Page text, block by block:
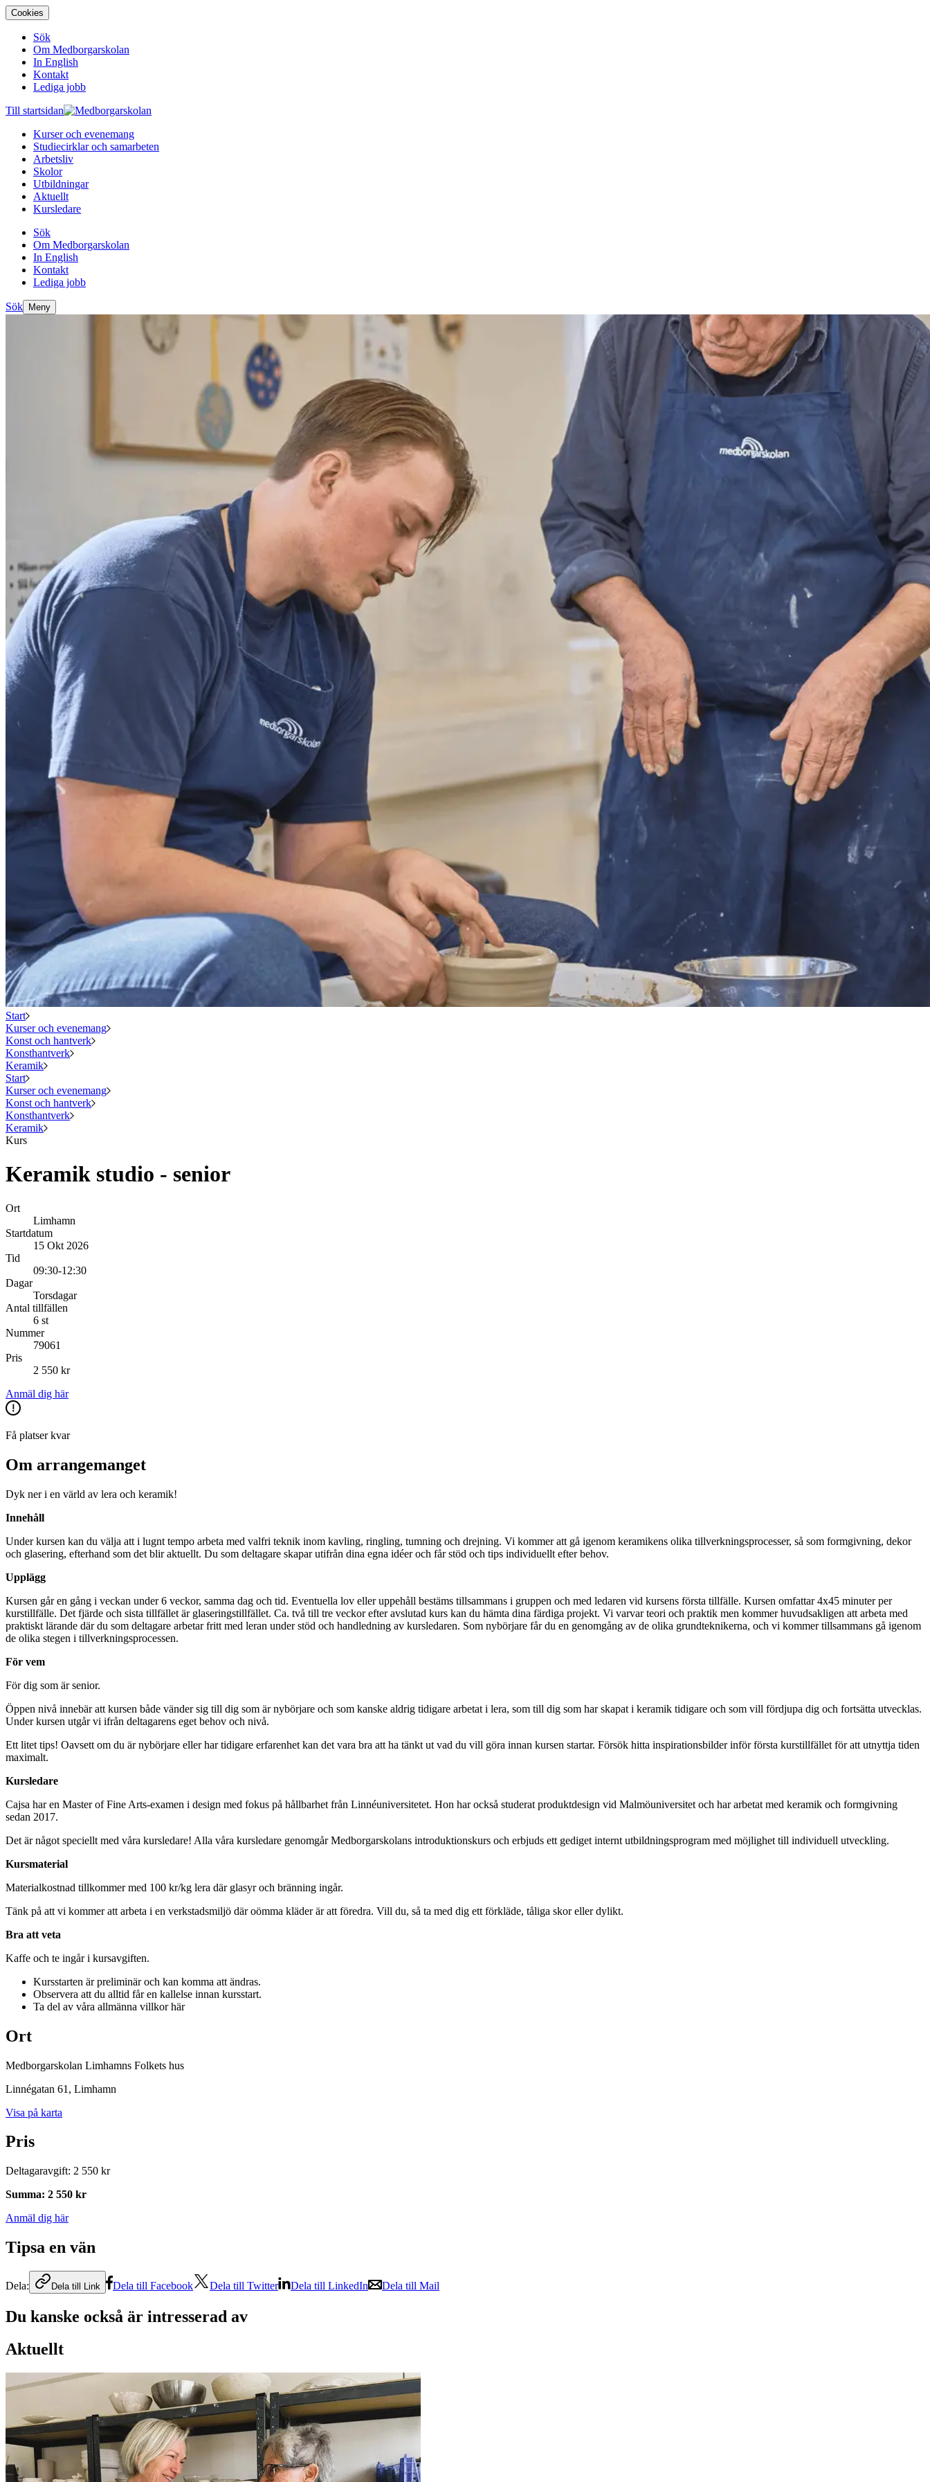
Cookies
Sök
Om Medborgarskolan
In English
Kontakt
Lediga jobb
Till startsidan
Kurser och evenemang
Studiecirklar och samarbeten
Arbetsliv
Skolor
Utbildningar
Aktuellt
Kursledare
Sök
Om Medborgarskolan
In English
Kontakt
Lediga jobb
Sök Meny
Start
Kurser och evenemang
Konst och hantverk
Konsthantverk
Keramik
Start
Kurser och evenemang
Konst och hantverk
Konsthantverk
Keramik
Kurs
Keramik studio - senior
Ort
Limhamn
Startdatum
15 Okt 2026
Tid
09:30-12:30
Dagar
Torsdagar
Antal tillfällen
6 st
Nummer
79061
Pris
2 550 kr
Anmäl dig här
Få platser kvar
Om arrangemanget
Dyk ner i en värld av lera och keramik!
Innehåll
Under kursen kan du välja att i lugnt tempo arbeta med valfri teknik inom kavling, ringling, tumning och drejning. Vi kommer att gå igenom keramikens olika tillverkningsprocesser, så som formgivning, dekor
och glasering, efterhand som det blir aktuellt. Du som deltagare skapar utifrån dina egna idéer och får stöd och tips individuellt efter behov.
Upplägg
Kursen går en gång i veckan under 6 veckor, samma dag och tid. Eventuella lov eller uppehåll bestäms tillsammans i gruppen och med ledaren vid kursens första tillfälle. Kursen omfattar 4x45 minuter per
kurstillfälle. Det fjärde och sista tillfället är glaseringstillfället. Ca. två till tre veckor efter avslutad kurs kan du hämta dina färdiga projekt. Vi varvar teori och praktik men kommer huvudsakligen att arbeta med
praktiskt lärande där du som deltagare arbetar fritt med leran under stöd och handledning av kursledaren. Som nybörjare får du en genomgång av de olika grundteknikerna, och vi kommer tillsammans gå igenom
de olika stegen i tillverkningsprocessen.
För vem
För dig som är senior.
Öppen nivå innebär att kursen både vänder sig till dig som är nybörjare och som kanske aldrig tidigare arbetat i lera, som till dig som har skapat i keramik tidigare och som vill fördjupa dig och fortsätta utvecklas.
Under kursen utgår vi ifrån deltagarens eget behov och nivå.
Ett litet tips! Oavsett om du är nybörjare eller har tidigare erfarenhet kan det vara bra att ha tänkt ut vad du vill göra innan kursen startar. Försök hitta inspirationsbilder inför första kurstillfället för att utnyttja tiden
maximalt.
Kursledare
Cajsa har en Master of Fine Arts-examen i design med fokus på hållbarhet från Linnéuniversitetet. Hon har också studerat produktdesign vid Malmöuniversitet och har arbetat med keramik och formgivning
sedan 2017.
Det är något speciellt med våra kursledare! Alla våra kursledare genomgår Medborgarskolans introduktionskurs och erbjuds ett gediget internt utbildningsprogram med möjlighet till individuell utveckling.
Kursmaterial
Materialkostnad tillkommer med 100 kr/kg lera där glasyr och bränning ingår.
Tänk på att vi kommer att arbeta i en verkstadsmiljö där oömma kläder är att föredra. Vill du, så ta med dig ett förkläde, tåliga skor eller dylikt.
Bra att veta
Kaffe och te ingår i kursavgiften.
Kursstarten är preliminär och kan komma att ändras.
Observera att du alltid får en kallelse innan kursstart.
Ta del av våra allmänna villkor här
Ort
Medborgarskolan Limhamns Folkets hus
Linnégatan 61 , Limhamn
Visa på karta
Pris
Deltagaravgift: 2 550 kr
Summa: 2 550 kr
Anmäl dig här
Tipsa en vän
Dela: Dela till Link Dela till Facebook Dela till Twitter Dela till LinkedIn Dela till Mail
Du kanske också är intresserad av
Aktuellt